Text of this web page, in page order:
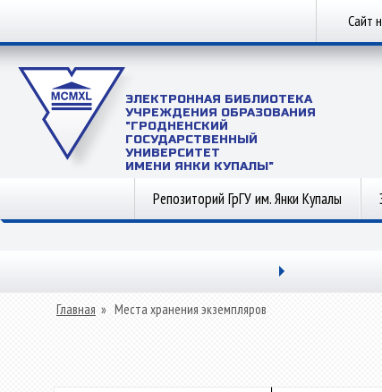
Сайт
ЭЛЕКТРОННАЯ БИБЛИОТЕКА
УЧРЕЖДЕНИЯ ОБРАЗОВАНИЯ
"ГРОДНЕНСКИЙ
ГОСУДАРСТВЕННЫЙ
УНИВЕРСИТЕТ
ИМЕНИ ЯНКИ КУПАЛЫ"
Репозиторий ГрГУ им. Янки Купалы
Главная » Места хранения экземпляров